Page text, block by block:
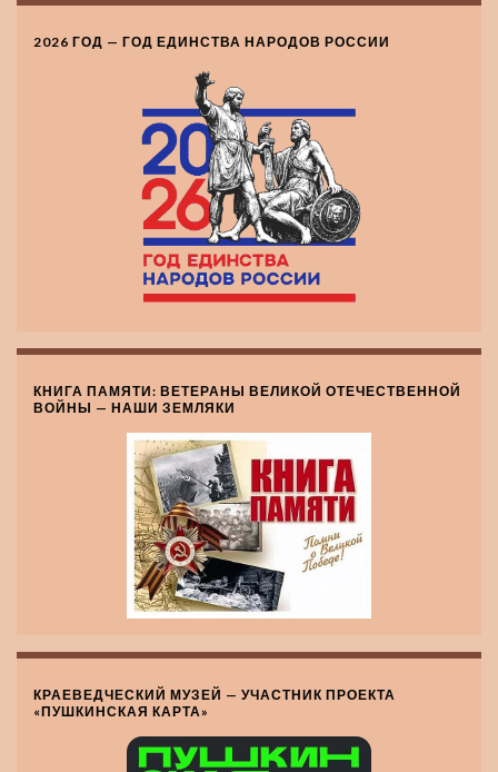
2026 ГОД — ГОД ЕДИНСТВА НАРОДОВ РОССИИ
КНИГА ПАМЯТИ: ВЕТЕРАНЫ ВЕЛИКОЙ ОТЕЧЕСТВЕННОЙ
ВОЙНЫ — НАШИ ЗЕМЛЯКИ
КРАЕВЕДЧЕСКИЙ МУЗЕЙ — УЧАСТНИК ПРОЕКТА
«ПУШКИНСКАЯ КАРТА»